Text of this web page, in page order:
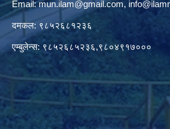
Email:mun.ilam@gmail.com,
दमकल: ९८५२६८१२३६
एम्बुलेन्स: ९८५२६८५२३६,९८०४९१७०००